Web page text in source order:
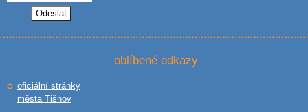
oblíbené odkazy
oficiální stránky
města Tišnov